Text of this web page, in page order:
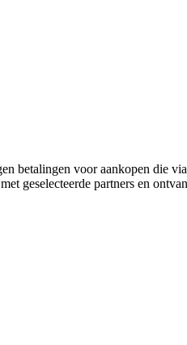
betalingen voor aankopen die
geselecteerde partners en